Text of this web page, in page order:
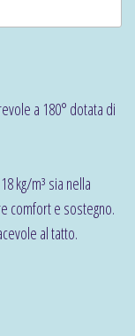
a 180° dotata di
kg/m³ sia nella
comfort e sostegno.
al tatto.